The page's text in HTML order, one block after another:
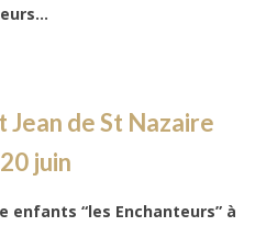
Jean de St Nazaire
juin
“les Enchanteurs” à